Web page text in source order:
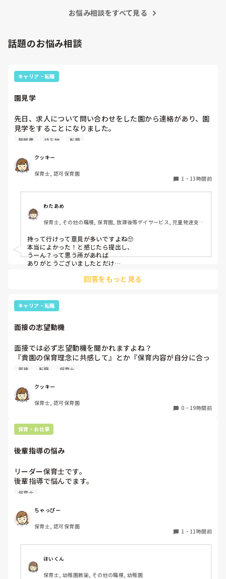
お悩み相談をすべて見る
話題のお悩み相談
キャリア・転職
園見学
先日、求人について問い合わせをした園から連絡があり、園
見学をすることになりました。
私としては求人に応募したという認識ですが、『園見学をご
問しましたが、見学なので特にありませんとのこと
このような場合は本当に見学だけで終了なのでしょうか？
でしょうか？
履歴書 持ち物 転職
クッキー
保育士, 認可保育園
1 ・ 13時間前
わたあめ
保育士, その他の職種, 保育園, 放課後等デイサービス, 児童発達支援
持って行けって意見が多いですよね🥺
本当によかった！と感じたら提出し、
うーん？って思う所があれば
ありがとうございましたとだけ
回答をもっと見る
キャリア・転職
面接の志望動機
面接では必ず志望動機を聞かれますよね？
『貴園の保育理念に共感して』とか『保育内容が自分に合っ
てると思いました』等々が多いかと思いますが、実際はどう
私自身、園の雰囲気とか園の規模、保育内容は勘案しますが
正直なところ、家から通いやすいか、給与はどうか…という
ところに重きを置いています
皆さんは、志望動機をどのように答えていますか？また、本
音はどうですか？
面接 転職 保育士
クッキー
保育士, 認可保育園
0 ・ 19時間前
保育・お仕事
後輩指導の悩み
リーダー保育士です。
後輩指導で悩んでます。
初めて年長を持つ後輩がいますが
いで様子見てると直前になるまで何もアクションがなかった
り
他の職員に聞いてる様子もなくて
よほど自分に聞きづらいのか、聞く必要性さえ感じないの
か、もうよくわからないです。
保育士
ちゃっぴー
保育士, 認可保育園
1 ・ 11時間前
ほいくん
保育士, 幼稚園教諭, その他の職種, 幼稚園